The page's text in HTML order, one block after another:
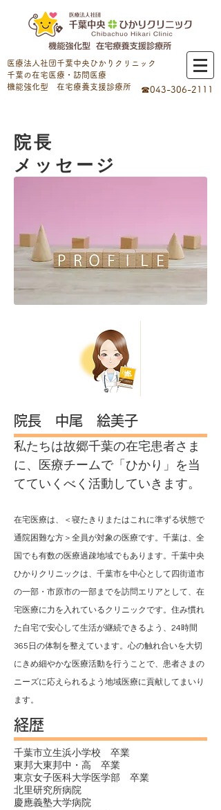
☎043-306-2111
医療法人社団千葉中央ひかりクリニック
千葉の在宅医療・訪問医療
​機能強化型 在宅療養支援診療所
院長
メッセージ
​院長​ 中尾 絵美子
私たちは故郷千葉の在宅患者さま
に、医療チームで「ひかり」を当
てていくべく活動していきます。
在宅医療は、＜寝たきりまたはこれに準ずる状態で
通院困難な方＞全員が対象の医療です。千葉は、全
国でも有数の医療過疎地域でもあります。千葉中央
ひかりクリニックは、千葉市を中心として四街道市
の一部・市原市の一部までを訪問エリアとして、在
宅医療に力を入れているクリニックです。住み慣れ
た自宅で安心して生活が継続できるよう、24時間
365日の体制を整えています。心の触れ合いを大切
にきめ細やかな医療活動を行うことで、患者さまの
ニーズに応えられるよう地域医療に貢献してまいり
ます。
​経歴
千葉市立生浜小学校 卒業
東邦大東邦中・高 卒業
東京女子医科大学医学部 卒業
北里研究所病院
慶應義塾大学病院